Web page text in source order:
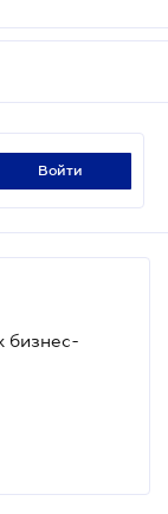
войти
бизнес-